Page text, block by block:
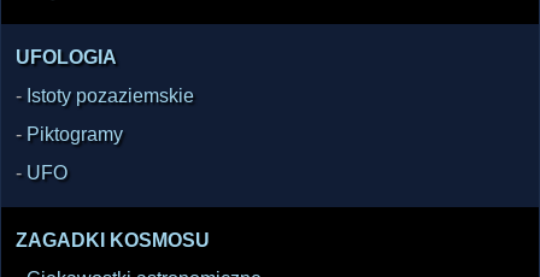
UFOLOGIA
- Istoty pozaziemskie
- Piktogramy
- UFO
ZAGADKI KOSMOSU